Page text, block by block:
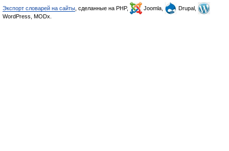
Экспорт словарей на сайты , сделанные на PHP, Joomla,
Drupal,
WordPress, MODx.